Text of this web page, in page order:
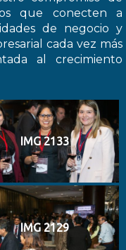
que conecten a
de negocio y
cada vez más
al crecimiento
IMG 2133
IMG 2129